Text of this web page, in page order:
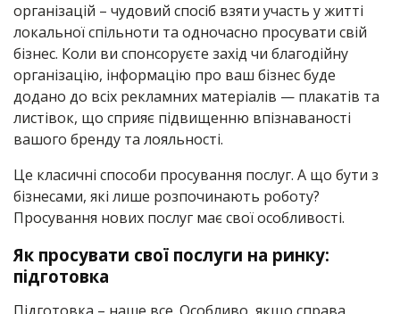
організацій – чудовий спосіб взяти участь у житті
локальної спільноти та одночасно просувати свій
бізнес. Коли ви спонсоруєте захід чи благодійну
організацію, інформацію про ваш бізнес буде
додано до всіх рекламних матеріалів — плакатів та
листівок, що сприяє підвищенню впізнаваності
вашого бренду та лояльності.
Це класичні способи просування послуг. А що бути з
бізнесами, які лише розпочинають роботу?
Просування нових послуг має свої особливості.
Як просувати свої послуги на ринку:
підготовка